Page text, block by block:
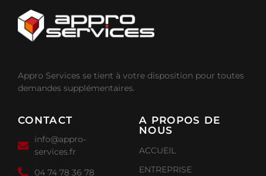
Appro Services se tient à votre disposition pour toutes
demandes supplémentaires.
CONTACT
info@appro-
services.fr
04 74 78 36 78
A PROPOS DE
NOUS
ACCUEIL
ENTREPRISE